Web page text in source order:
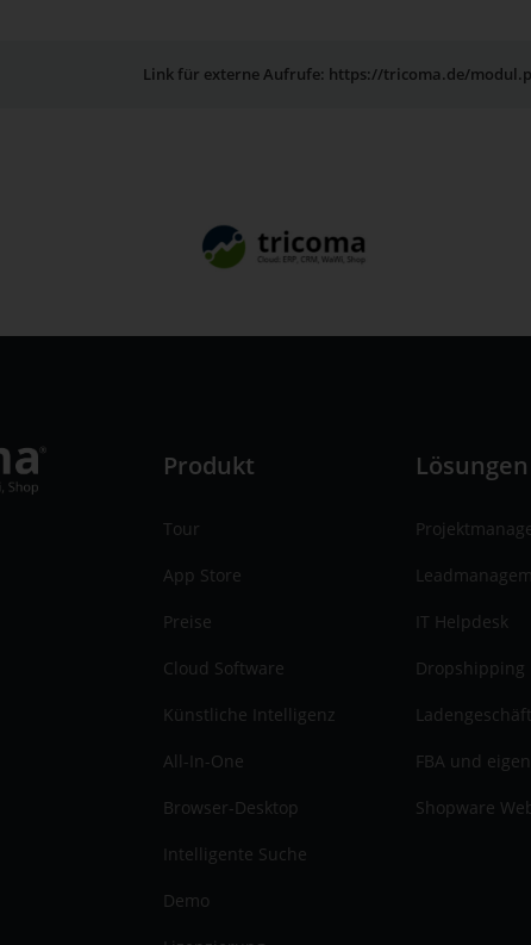
Link für externe Aufrufe: https://tricoma.de/
Produkt
Tour
App Store
Preise
Cloud Software
Künstliche Intelligenz
All-In-One
Browser-Desktop
Intelligente Suche
Demo
Lösungen
IT Helpdesk
Dropshipping
Ladengeschäft
FBA und
Shopware